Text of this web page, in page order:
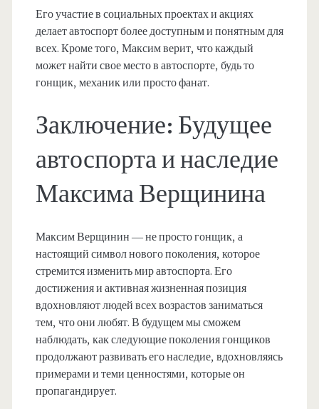
Его участие в социальных проектах и акциях
делает автоспорт более доступным и понятным для
всех. Кроме того, Максим верит, что каждый
может найти свое место в автоспорте, будь то
гонщик, механик или просто фанат.
Заключение: Будущее
автоспорта и наследие
Максима Верщинина
Максим Верщинин — не просто гонщик, а
настоящий символ нового поколения, которое
стремится изменить мир автоспорта. Его
достижения и активная жизненная позиция
вдохновляют людей всех возрастов заниматься
тем, что они любят. В будущем мы сможем
наблюдать, как следующие поколения гонщиков
продолжают развивать его наследие, вдохновляясь
примерами и теми ценностями, которые он
пропагандирует.